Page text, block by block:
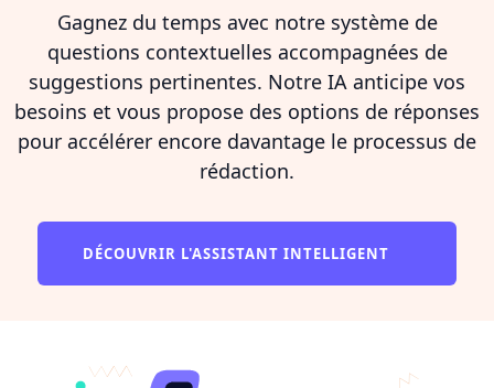
Gagnez du temps avec notre système de
questions contextuelles accompagnées de
suggestions pertinentes. Notre IA anticipe vos
besoins et vous propose des options de réponses
pour accélérer encore davantage le processus de
rédaction.
DÉCOUVRIR L'ASSISTANT INTELLIGENT